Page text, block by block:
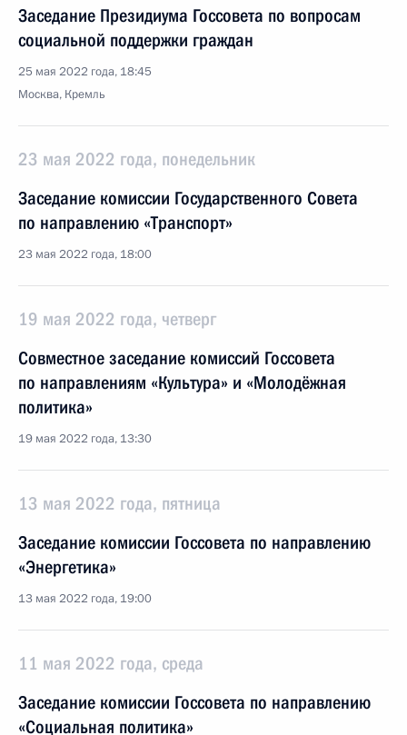
Заседание Президиума Госсовета по вопросам
социальной поддержки граждан
25 мая 2022 года, 18:45
Москва, Кремль
23 мая 2022 года, понедельник
Заседание комиссии Государственного Совета
по направлению «Транспорт»
23 мая 2022 года, 18:00
19 мая 2022 года, четверг
Совместное заседание комиссий Госсовета
по направлениям «Культура» и «Молодёжная
политика»
19 мая 2022 года, 13:30
13 мая 2022 года, пятница
Заседание комиссии Госсовета по направлению
«Энергетика»
13 мая 2022 года, 19:00
11 мая 2022 года, среда
Заседание комиссии Госсовета по направлению
«Социальная политика»